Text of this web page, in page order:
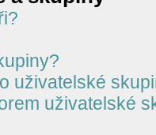
uživatelské
uživatelské